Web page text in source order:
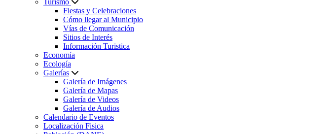
Turismo
Fiestas y Celebraciones
Cómo llegar al Municipio
Vías de Comunicación
Sitios de Interés
Información Turistica
Economía
Ecología
Galerías
Galería de Imágenes
Galería de Mapas
Galería de Videos
Galería de Audios
Calendario de Eventos
Localización Fisica